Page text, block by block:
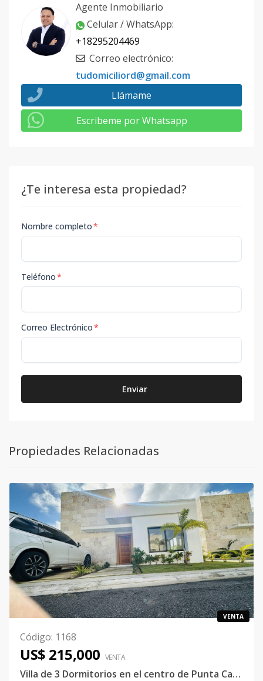
Agente Inmobiliario
Celular / WhatsApp:
+18295204469
Correo electrónico:
tudomiciliord@gmail.com
Llámame
Escribeme por Whatsapp
¿Te interesa esta propiedad?
Nombre completo*
Teléfono*
Correo Electrónico*
Enviar
Propiedades Relacionadas
VENTA
Código: 1168
US$ 215,000 VENTA
Villa de 3 Dormitorios en el centro de Punta Cana.!